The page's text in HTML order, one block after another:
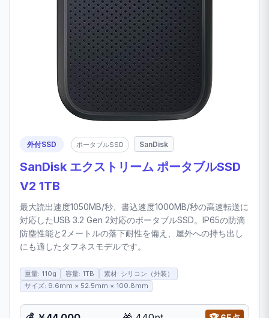
外付SSD ポータブルSSD SanDisk
SanDisk エクストリーム ポータブルSSD
V2 1TB
最大読出速度1050MB/秒、書込速度1000MB/秒の高速転送に
対応したUSB 3.2 Gen 2対応のポータブルSSD。IP65の防滴
防塵性能と2メートルの落下耐性を備え、屋外への持ち出し
にも適したタフネスモデルです。
重量: 110g 容量: 1TB
素材: シリコン（外装）
サイズ: 9.6mm × 52.5mm × 100.8mm